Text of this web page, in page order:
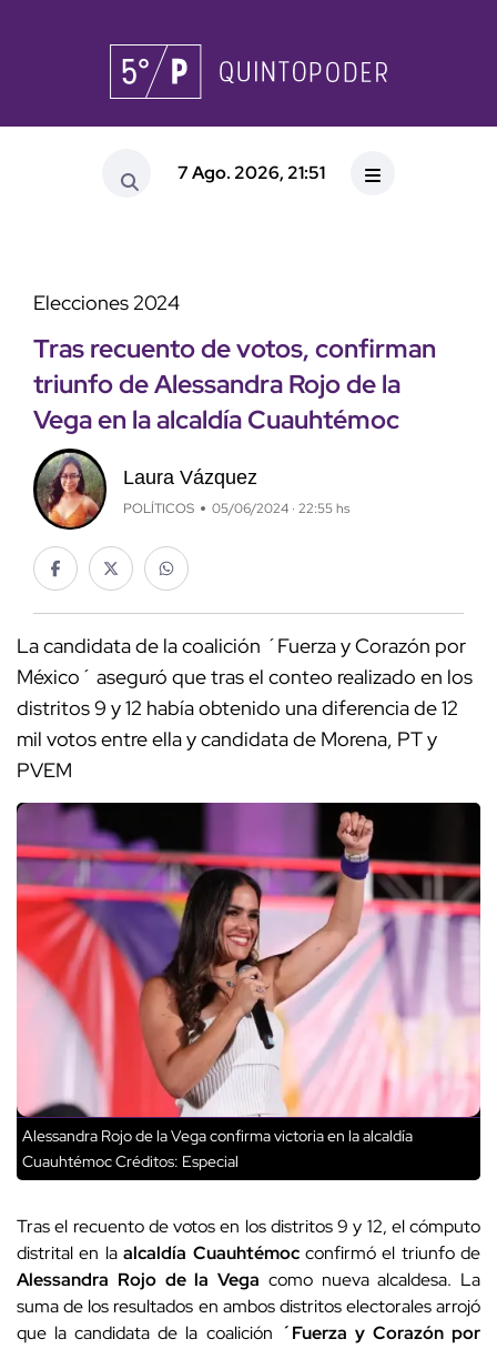
7 Ago. 2026, 21:51
Elecciones 2024
Tras recuento de votos, confirman
triunfo de Alessandra Rojo de la
Vega en la alcaldía Cuauhtémoc
Laura Vázquez
POLÍTICOS 05/06/2024 · 22:55 hs
La candidata de la coalición ´Fuerza y Corazón por
México´ aseguró que tras el conteo realizado en los
distritos 9 y 12 había obtenido una diferencia de 12
mil votos entre ella y candidata de Morena, PT y
PVEM
Alessandra Rojo de la Vega confirma victoria en la alcaldía
CuauhtémocCréditos: Especial
Tras el recuento de votos en los distritos 9 y 12, el cómputo
distrital en laalcaldía Cuauhtémocconfirmó el triunfo de
Alessandra Rojo de la Vega como nueva alcaldesa. La
suma de los resultados en ambos distritos electorales arrojó
que la candidata de la coalición ´Fuerza y Corazón por